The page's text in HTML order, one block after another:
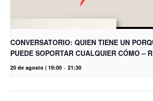
CONVERSATORIO: QUIEN TIENE UN
PUEDE SOPORTAR CUALQUIER CÓMO –
20 de agosto | 19:00 - 21:30